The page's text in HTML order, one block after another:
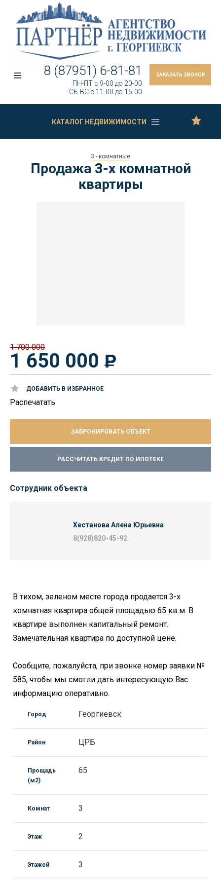
ЗАКАЗАТЬ ЗВОНОК
8 (87951) 6-81-81
ПН-ПТ c 9-00 до 20-00
СБ-ВС c 11-00 до 16-00
КАТАЛОГ НЕДВИЖИМОСТИ
3 - комнатные
Продажа 3-х комнатной
квартиры
1 700 000
1 650 000
ДОБАВИТЬ В ИЗБРАННОЕ
Распечатать
ЗАБРОНИРОВАТЬ ОБЪЕКТ
РАССЧИТАТЬ КРЕДИТ ПО ИПОТЕКЕ
Сотрудник объекта
Хестанова Алена Юрьевна
8(928)820-45-92
В тихом, зеленом месте города продается 3-х
комнатная квартира общей площадью 65 кв.м. В
квартире выполнен капитальный ремонт.
Замечательная квартира по доступной цене.
Сообщите, пожалуйста, при звонке номер заявки №
585, чтобы мы смогли дать интересующую Вас
информацию оперативно.
Город Георгиевск
Район ЦРБ
Прощадь
(м2)
65
Комнат 3
Этаж 2
Этажей 3